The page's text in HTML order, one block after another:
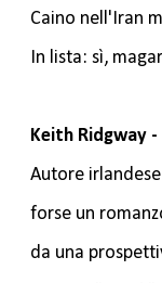
Caino nell'Iran
In lista: sì,
Keith Ridgway
Autore
forse un
da una